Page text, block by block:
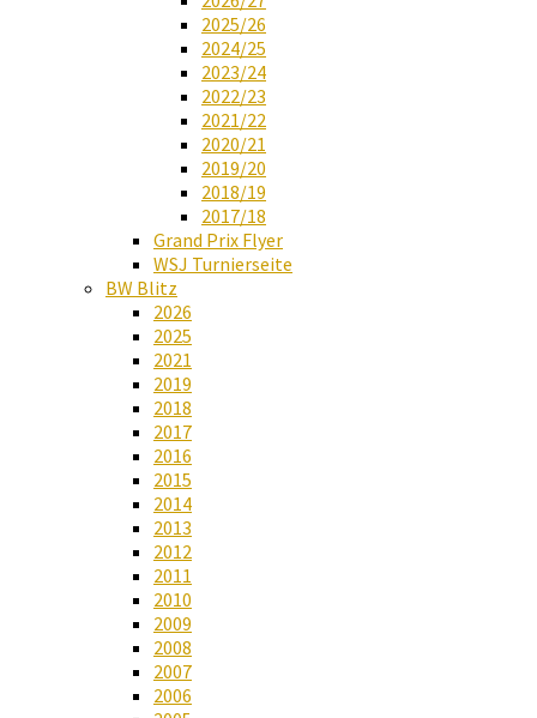
2025/26
2024/25
2023/24
2022/23
2021/22
2020/21
2019/20
2018/19
2017/18
Grand Prix Flyer
WSJ Turnierseite
BW Blitz
2026
2025
2021
2019
2018
2017
2016
2015
2014
2013
2012
2011
2010
2009
2008
2007
2006